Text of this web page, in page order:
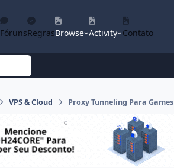
FórunsRegrasBrowse Activity Contato
VPS & Cloud Proxy Tunneling Para Games